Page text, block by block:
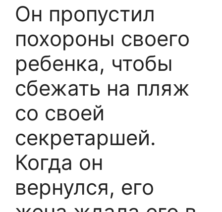
Он пропустил
похороны своего
ребенка, чтобы
сбежать на пляж
со своей
секретаршей.
Когда он
вернулся, его